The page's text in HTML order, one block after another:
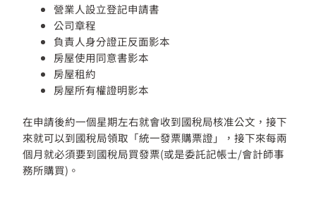
營業人設立登記申請書
公司章程
負責人身分證正反面影本
房屋使用同意書影本
房屋租約
房屋所有權證明影本
在申請後約一個星期左右就會收到國稅局核准公文，接下
來就可以到國稅局領取「統一發票購票證」，接下來每兩
個月就必須要到國稅局買發票(或是委託記帳士/會計師事
務所購買)。